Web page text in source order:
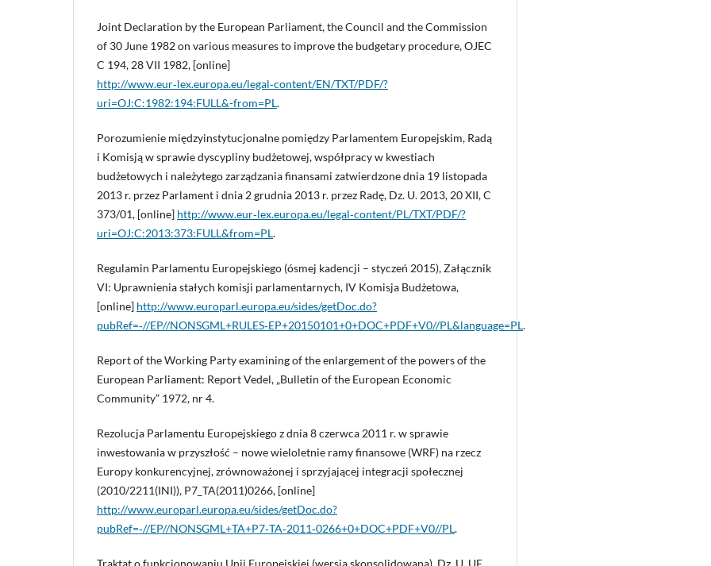
Joint Declaration by the European Parliament, the Council and the Commission
of 30 June 1982 on various measures to improve the budgetary procedure, OJEC
C 194, 28 VII 1982, [online]
http://www.eur‑lex.europa.eu/legal‑content/EN/TXT/PDF/?
uri=OJ:C:1982:194:FULL&-from=PL.
Porozumienie międzyinstytucjonalne pomiędzy Parlamentem Europejskim, Radą
i Komisją w sprawie dyscypliny budżetowej, współpracy w kwestiach
budżetowych i należytego zarządzania finansami zatwierdzone dnia 19 listopada
2013 r. przez Parlament i dnia 2 grudnia 2013 r. przez Radę, Dz. U. 2013, 20 XII, C
373/01, [online] http://www.eur‑lex.europa.eu/legal‑content/PL/TXT/PDF/?
uri=OJ:C:2013:373:FULL&from=PL.
Regulamin Parlamentu Europejskiego (ósmej kadencji – styczeń 2015), Załącznik
VI: Uprawnienia stałych komisji parlamentarnych, IV Komisja Budżetowa,
[online] http://www.europarl.europa.eu/sides/getDoc.do?
pubRef=‑//EP//NONSGML+RULES‑EP+20150101+0+DOC+PDF+V0//PL&language=PL.
Report of the Working Party examining of the enlargement of the powers of the
European Parliament: Report Vedel, „Bulletin of the European Economic
Community” 1972, nr 4.
Rezolucja Parlamentu Europejskiego z dnia 8 czerwca 2011 r. w sprawie
inwestowania w przyszłość – nowe wieloletnie ramy finansowe (WRF) na rzecz
Europy konkurencyjnej, zrównoważonej i sprzyjającej integracji społecznej
(2010/2211(INI)), P7_TA(2011)0266, [online]
http://www.europarl.europa.eu/sides/getDoc.do?
pubRef=‑//EP//NONSGML+TA+P7‑TA‑2011‑0266+0+DOC+PDF+V0//PL.